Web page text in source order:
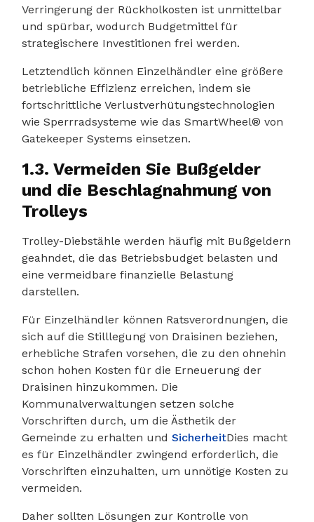
Verringerung der Rückholkosten ist unmittelbar
und spürbar, wodurch Budgetmittel für
strategischere Investitionen frei werden.
Letztendlich können Einzelhändler eine größere
betriebliche Effizienz erreichen, indem sie
fortschrittliche Verlustverhütungstechnologien
wie Sperrradsysteme wie das SmartWheel® von
Gatekeeper Systems einsetzen.
1.3. Vermeiden Sie Bußgelder
und die Beschlagnahmung von
Trolleys
Trolley-Diebstähle werden häufig mit Bußgeldern
geahndet, die das Betriebsbudget belasten und
eine vermeidbare finanzielle Belastung
darstellen.
Für Einzelhändler können Ratsverordnungen, die
sich auf die Stilllegung von Draisinen beziehen,
erhebliche Strafen vorsehen, die zu den ohnehin
schon hohen Kosten für die Erneuerung der
Draisinen hinzukommen. Die
Kommunalverwaltungen setzen solche
Vorschriften durch, um die Ästhetik der
Gemeinde zu erhalten und SicherheitDies macht
es für Einzelhändler zwingend erforderlich, die
Vorschriften einzuhalten, um unnötige Kosten zu
vermeiden.
Daher sollten Lösungen zur Kontrolle von